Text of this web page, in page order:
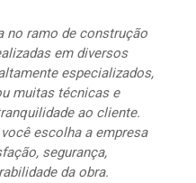
no ramo de construção
em diversos
especializados,
muitas técnicas e
ao cliente.
escolha a empresa
segurança,
da obra.